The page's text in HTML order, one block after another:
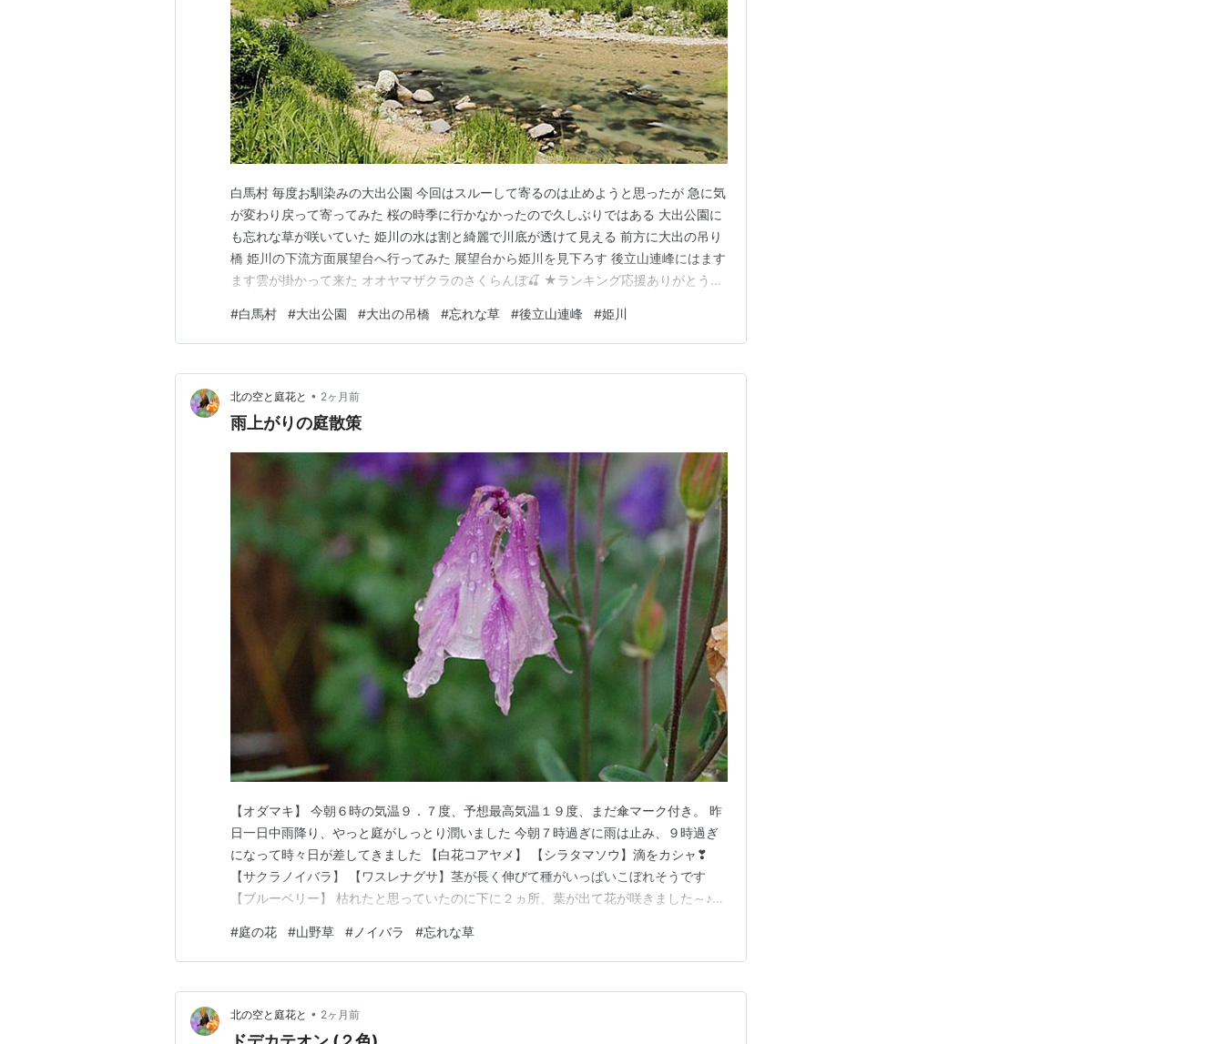
白馬村 毎度お馴染みの大出公園 今回はスルーして寄るのは止めようと思ったが 急に気
が変わり戻って寄ってみた 桜の時季に行かなかったので久しぶりではある 大出公園に
も忘れな草が咲いていた 姫川の水は割と綺麗で川底が透けて見える 前方に大出の吊り
橋 姫川の下流方面展望台へ行ってみた 展望台から姫川を見下ろす 後立山連峰にはます
ます雲が掛かって来た オオヤマザクラのさくらんぼ🍒 ★ランキング応援ありがとうご
した ランキング参加中【公式】はてなブログ初心者のグループ
#白馬村 #大出公園 #大出の吊橋 #忘れな草 #後立山連峰 #姫川
北の空と庭花と • 2ヶ月前
雨上がりの庭散策
【オダマキ】 今朝６時の気温９．７度、予想最高気温１９度、まだ傘マーク付き。 昨
日一日中雨降り、やっと庭がしっとり潤いました 今朝７時過ぎに雨は止み、９時過ぎ
になって時々日が差してきました 【白花コアヤメ】 【シラタマソウ】滴をカシャ❣
【サクラノイバラ】 【ワスレナグサ】茎が長く伸びて種がいっぱいこぼれそうです
【ブルーベリー】 枯れたと思っていたのに下に２ヵ所、葉が出て花が咲きました～♪
#庭の花 #山野草 # ノイバラ #忘れな草
北の空と庭花と • 2ヶ月前